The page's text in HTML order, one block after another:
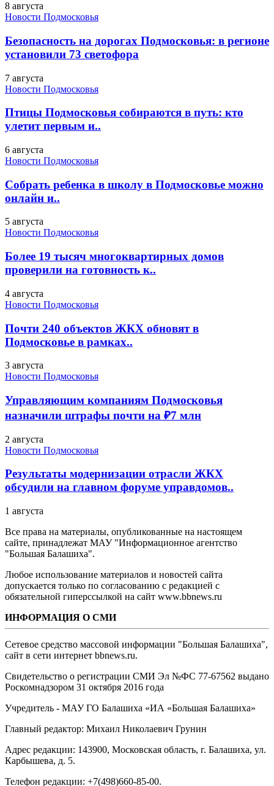
8 августа
Новости Подмосковья
Безопасность на дорогах Подмосковья: в регионе
установили 73 светофора
7 августа
Новости Подмосковья
Птицы Подмосковья собираются в путь: кто
улетит первым и..
6 августа
Новости Подмосковья
Собрать ребенка в школу в Подмосковье можно
онлайн и..
5 августа
Новости Подмосковья
Более 19 тысяч многоквартирных домов
проверили на готовность к..
4 августа
Новости Подмосковья
Почти 240 объектов ЖКХ обновят в
Подмосковье в рамках..
3 августа
Новости Подмосковья
Управляющим компаниям Подмосковья
назначили штрафы почти на ₽7 млн
2 августа
Новости Подмосковья
Результаты модернизации отрасли ЖКХ
обсудили на главном форуме управдомов..
1 августа
Все права на материалы, опубликованные на настоящем
сайте, принадлежат МАУ "Информационное агентство
"Большая Балашиха".
Любое использование материалов и новостей сайта
допускается только по согласованию с редакцией с
обязательной гиперссылкой на сайт www.bbnews.ru
ИНФОРМАЦИЯ О СМИ
Сетевое средство массовой информации "Большая Балашиха",
сайт в сети интернет bbnews.ru.
Свидетельство о регистрации СМИ Эл №ФС ‎77-67562 выдано
Роскомнадзором 31 октября 2016 года
Учредитель - МАУ ГО Балашиха «ИА «Большая Балашиха»
Главный редактор: Михаил Николаевич Грунин
Адрес редакции: 143900, Московская область, г. Балашиха, ул.
Карбышева, д. 5.
Телефон редакции: +7(498)660-85-00.